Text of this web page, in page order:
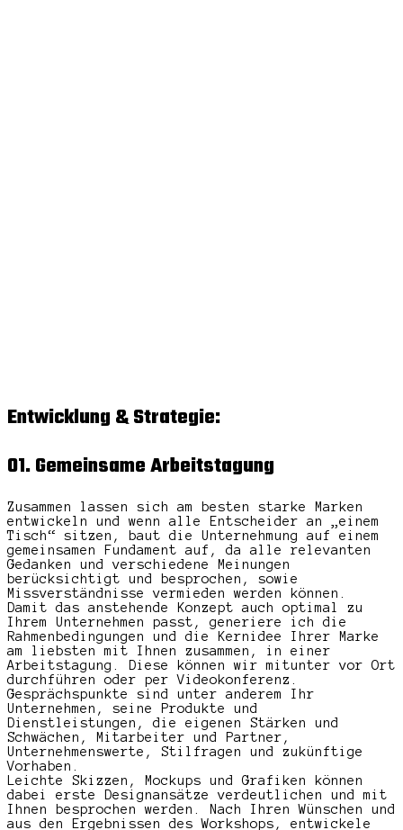
Entwicklung & Strategie:
01. Gemeinsame Arbeitstagung
Zusammen lassen sich am besten starke Marken
entwickeln und wenn alle Entscheider an „einem
Tisch“ sitzen, baut die Unternehmung auf einem
gemeinsamen Fundament auf, da alle relevanten
Gedanken und verschiedene Meinungen
berücksichtigt und besprochen, sowie
Missverständnisse vermieden werden können.
Damit das anstehende Konzept auch optimal zu
Ihrem Unternehmen passt, generiere ich die
Rahmenbedingungen und die Kernidee Ihrer Marke
am liebsten mit Ihnen zusammen, in einer
Arbeitstagung. Diese können wir mitunter vor Ort
durchführen oder per Videokonferenz.
Gesprächspunkte sind unter anderem Ihr
Unternehmen, seine Produkte und
Dienstleistungen, die eigenen Stärken und
Schwächen, Mitarbeiter und Partner,
Unternehmenswerte, Stilfragen und zukünftige
Vorhaben.
Leichte Skizzen, Mockups und Grafiken können
dabei erste Designansätze verdeutlichen und mit
Ihnen besprochen werden. Nach Ihren Wünschen und
aus den Ergebnissen des Workshops, entwickele